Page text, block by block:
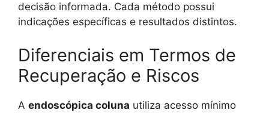
decisão informada. Cada método possui
indicações específicas e resultados distintos.
Diferenciais em Termos de
Recuperação e Riscos
A endoscópica coluna utiliza acesso mínimo